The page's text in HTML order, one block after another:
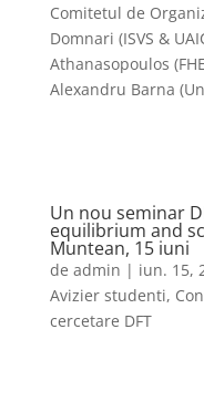
Comitetul de
Domnari (ISVS &
Athanasopoulos
Alexandru Barna
Un nou seminar
equilibrium and
Muntean, 15 iuni
de admin | iun. 15,
Avizier studenti,
cercetare DFT